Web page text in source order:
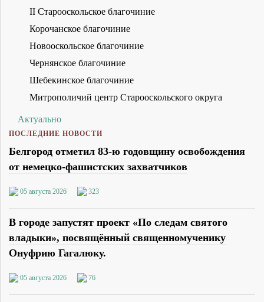
II Старооскольское благочиние
Корочанское благочиние
Новооскольское благочиние
Чернянское благочиние
Шебекинское благочиние
Митрополичий центр Старооскольского округа
Актуально
ПОСЛЕДНИЕ НОВОСТИ
Белгород отметил 83-ю годовщину освобождения
от немецко-фашистских захватчиков
05 августа 2026 323
В городе запустят проект «По следам святого
владыки», посвящённый священномученику
Онуфрию Гагалюку.
05 августа 2026 76